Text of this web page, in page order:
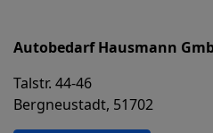
Autobedarf Hausmann
Talstr. 44-46
Bergneustadt, 51702